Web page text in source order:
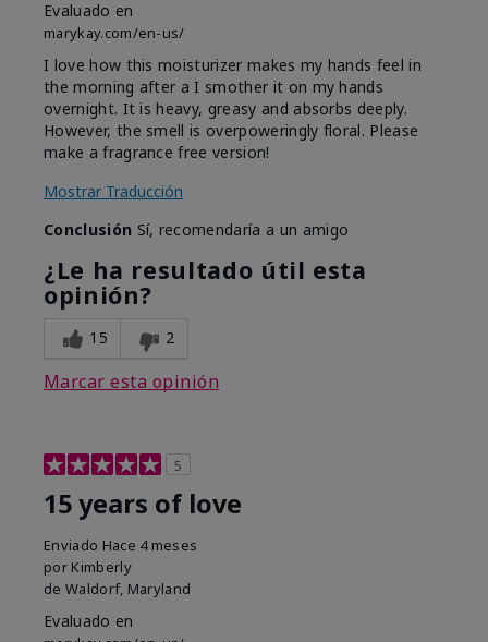
Evaluado en
marykay.com/en-us/
I love how this moisturizer makes my hands feel in
the morning after a I smother it on my hands
overnight. It is heavy, greasy and absorbs deeply.
However, the smell is overpoweringly floral. Please
make a fragrance free version!
Mostrar Traducción
Conclusión Sí, recomendaría a un amigo
¿Le ha resultado útil esta
opinión?
15 2
Marcar esta opinión
5
15 years of love
Enviado Hace 4 meses
por Kimberly
de Waldorf, Maryland
Evaluado en